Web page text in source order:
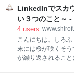
した時点で、他の
魅力を感じていた
のでしょう
ちらからどうぞ。
い職種名をつけてい
し、職歴を登録す
目で分かるタイト
みてください。 リ
１日に何百人もの
LinkedInでスカ
い３つのこと～
4 users
こんにちは、しろ
末には桜が咲くそ
が繰り返されるこ